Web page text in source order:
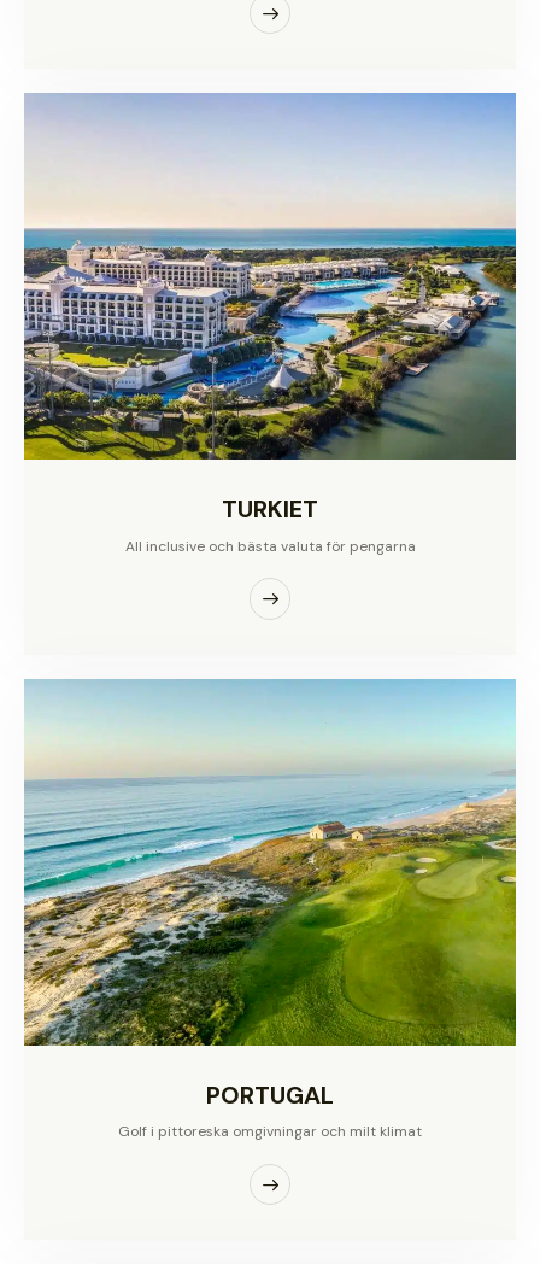
TURKIET
All inclusive och bästa valuta för pengarna
PORTUGAL
Golf i pittoreska omgivningar och milt klimat